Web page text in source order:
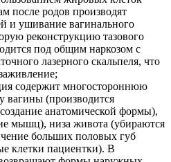
после родов производят
и ушивание вагинального
реконструкцию тазового
под общим наркозом с
лазерного скальпеля, что
содержит многостороннюю
вагины (производится
анатомической формы),
мышц), низа живота (убираются
больших половых губ
клетки пациентки). В